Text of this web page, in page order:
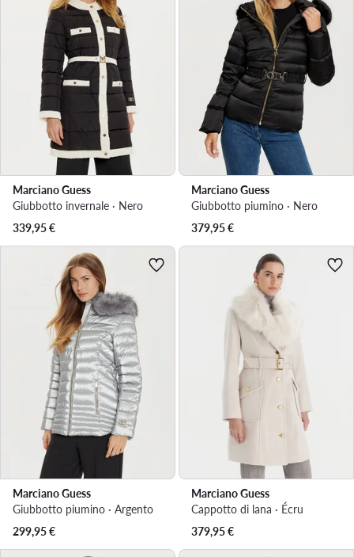
Marciano Guess
Giubbotto invernale · Nero
339,95€
Marciano Guess
Giubbotto piumino · Nero
379,95€
Marciano Guess
Giubbotto piumino · Argento
299,95€
Marciano Guess
Cappotto di lana · Écru
379,95€